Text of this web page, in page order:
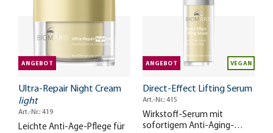
ANGEBOT
Ultra-Repair Night Cream
light
Art.-Nr.: 419
Leichte Anti-Age-Pflege für
ANGEBOT VEGAN
Direct-Effect Lifting Serum
Art.-Nr.: 415
Wirkstoff-Serum mit
sofortigem Anti-Aging-